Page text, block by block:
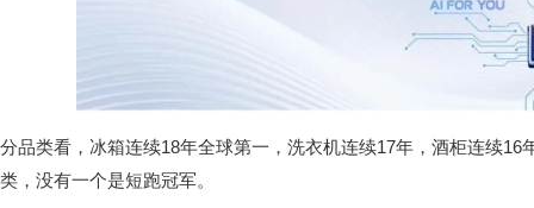
分品类看，冰箱连续18年全球第一，洗衣机连续17年，酒柜连续16
类，没有一个是短跑冠军。